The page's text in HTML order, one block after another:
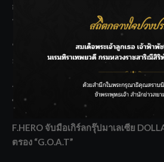
กรมชลฯ รับฟังประชาชน ติดตามแก้ปัญห
ระบายน้ำศรีสองรักฯ
‘แมน การิน’ แชร์ความเชื่อชวนคิด! “อย
ลาโลกนี้ ให้ใส่บาตรสิ่งนั้นไว้ตอนยังมีชีวิ
ราชเลขานุการในพระองค์ฯ ติดตามโครง
ทรายใต้ เสริมความมั่นคงน้ำเพชรบุรี
F.HERO จับมือเกิร์ลกรุ๊ปมาเลเซีย
ตรอง “G.O.A.T”